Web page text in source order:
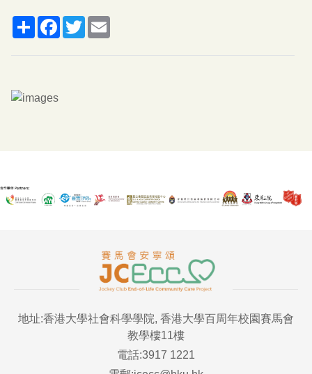
分
享
脸
书
推
特
地址:香港大學社會科學學院, 香港大學百周年校園賽馬會
教學樓11樓
電話:3917 1221